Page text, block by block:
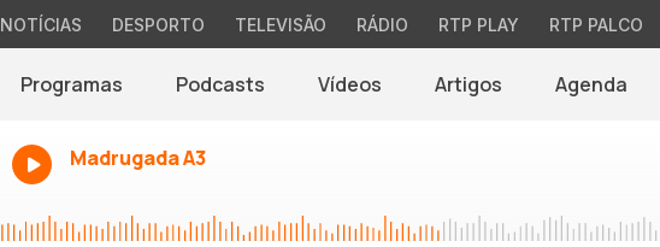
NOTÍCIAS DESPORTO TELEVISÃO RÁDIO RTP PLAY RTP PALCO
Programas Podcasts Vídeos Artigos Agenda
Madrugada A3